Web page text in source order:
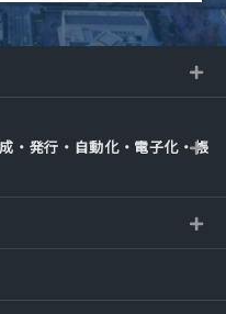
・発行・自動化・電子化・帳